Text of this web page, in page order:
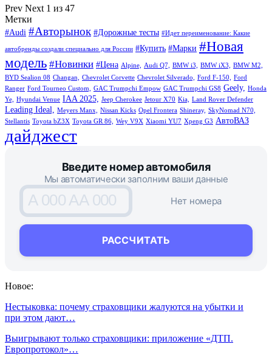
Prev Next 1 из 47
Метки
#Audi #Авторынок #Дорожные тесты #Идет переименование: Какие
автобренды создали специально для России #Купить #Марки #Новая
модель #Новинки #Цена Alpine, Audi Q7, BMW i3, BMW iX3,
BMW M2,
BYD Sealion 08 Changan, Chevrolet Corvette Chevrolet Silverado, Ford F-150,
Ford
Ranger Ford Tourneo Custom, GAC Trumpchi Empow GAC Trumpchi GS8 Geely,
Honda
Ye,
Hyundai Venue IAA 2025, Jeep Cherokee Jetour X70 Kia, Land Rover Defender
Leading Ideal, Meyers Manx, Nissan Kicks Opel Frontera Shineray, SkyNomad N70,
Stellantis Toyota bZ3X Toyota GR 86, Wey V9X Xiaomi YU7 Xpeng G3 АвтоВАЗ
дайджест
Введите номер автомобиля
Мы автоматически заполним ваши данные
A 000 AA 000
РАССЧИТАТЬ
Нет номера
Новое:
Нестыковка: почему страховщики жалуются на убытки и
при этом дают…
Выигрывают только страховщики: приложение «ДТП.
Европротокол»…